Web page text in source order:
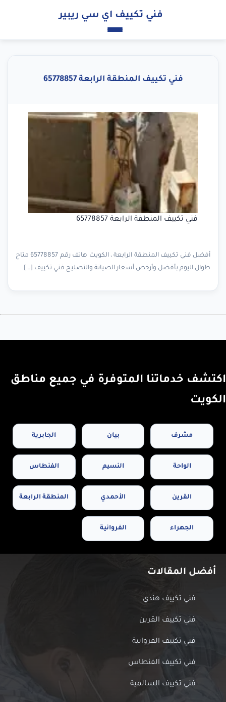
فني تكييف اي سي ريبير
فني تكييف المنطقة الرابعة 65778857
فني تكييف المنطقة الرابعة 65778857
أفضل فني تكييف المنطقة الرابعة ، الكويت هاتف رقم 65778857 متاح
طوال اليوم بأفضل وأرخص أسعار الصيانة والتصليح فني تكييف […]
اكتشف خدماتنا المتوفرة في جميع مناطق
الكويت
مشرف بيان الجابرية
الواحة النسيم الفنطاس
القرين الأحمدي المنطقة الرابعة
الجهراء الفروانية
أفضل المقالات
فني تكييف هندي
فني تكييف القرين
فني تكييف الفروانية
فني تكييف الفنطاس
فني تكييف السالمية